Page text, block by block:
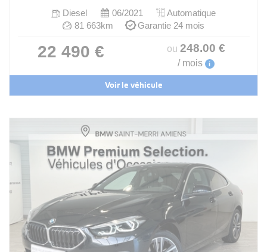
Diesel 06/2021
Automatique
81 663km
Garantie 24 mois
22 490 € ou 248.00 €
/ mois i
Voir le véhicule